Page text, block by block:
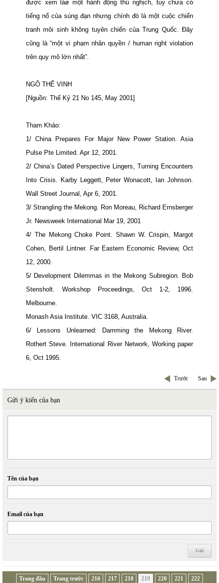
được xem làø một hành động thù nghịch, tuy chưa có
tiếng nổ của súng đạn nhưng chính đó là một cuộc chiến
tranh môi sinh không tuyên chiến của Trung Quốc. Đây
cũng là “một vi phạm nhân quyền / human right violation
trên quy mô lớn nhất”.
NGÔ THẾ VINH
[Nguồn: Thế Kỷ 21 No 145, May 2001]
Tham Khảo:
1/ ChinaPrepares For Major New Power Station. Asia
Pulse Pte Limited. Apr 12, 2001.
2/ China’s Dated Perspective Lingers, Turning Encounters
Into Crisis. Karby Leggett, Peter Wonacott, Ian Johnson.
Wall Street Journal, Apr 6, 2001.
3/ Strangling the Mekong. Ron Moreau, Richard Ernsberger
Jr. Newsweek International Mar 19, 2001
4/ The MekongChoke Point. Shawn W. Crispin, Margot
Cohen, Bertil Lintner. Far Eastern Economic Review, Oct
12, 2000.
5/ Development Dilemmas in the Mekong Subregion. Bob
Stensholt. Workshop Proceedings, Oct 1-2, 1996.
Melbourne.
Monash Asia Institute. VIC 3168, Australia.
6/ Lessons Unlearned: Damming the
Mekong River.
Rothert Steve. International River Network, Working paper
6, Oct 1995.
Trước Sau
Gửi ý kiến của bạn
Tên của bạn
Email của bạn
Trang đầu Trang trước 216 217 218 219 220 221
222